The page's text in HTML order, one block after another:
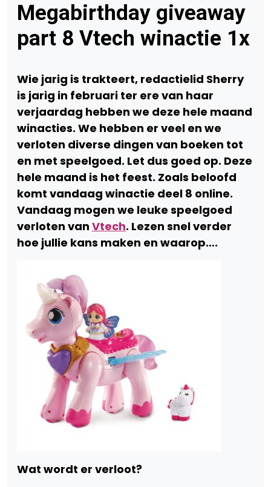
Megabirthday giveaway
part 8 Vtech winactie 1x
Wie jarig is trakteert, redactielid Sherry
is jarig in februari ter ere van haar
verjaardag hebben we deze hele maand
winacties. We hebben er veel en we
verloten diverse dingen van boeken tot
en met speelgoed. Let dus goed op. Deze
hele maand is het feest. Zoals beloofd
komt vandaag winactie deel 8 online.
Vandaag mogen we leuke speelgoed
verloten van Vtech. Lezen snel verder
hoe jullie kans maken en waarop….
Wat wordt er verloot?